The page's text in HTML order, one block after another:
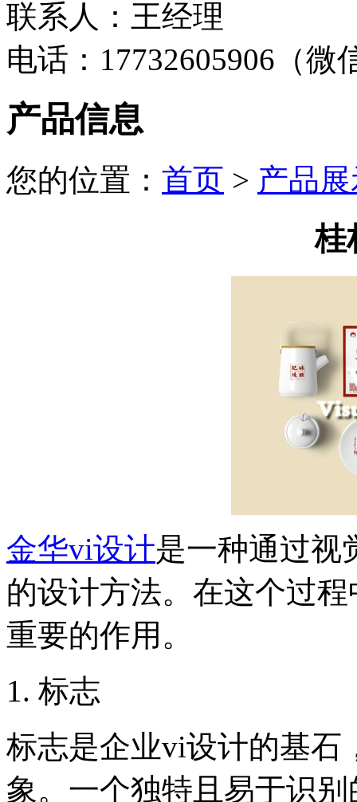
联系人：王经理
电话：17732605906（微
产品信息
您的位置： 首页 > 产品
桂
金华vi设计是一种通过视
的设计方法。在这个过
重要的作用。
1. 标志
标志是企业vi设计的基石
象。一个独特且易于识